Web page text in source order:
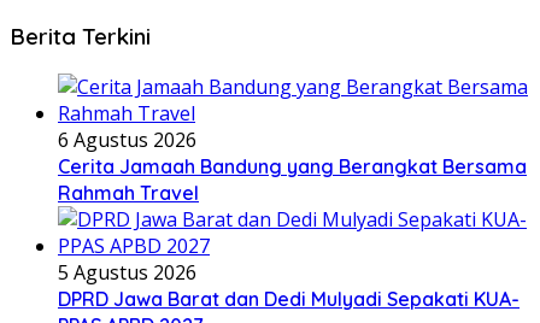
Berita Terkini
6 Agustus 2026
Cerita Jamaah Bandung yang Berangkat Bersama
Rahmah Travel
5 Agustus 2026
DPRD Jawa Barat dan Dedi Mulyadi Sepakati KUA-